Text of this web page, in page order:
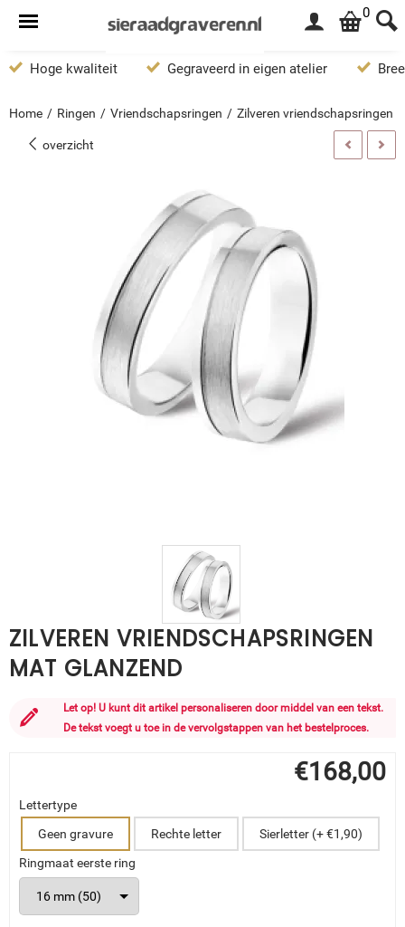
0
Hoge kwaliteit Gegraveerd in eigen atelier
Home / Ringen / Vriendschapsringen / Zilveren vriendschapsringen
overzicht
ZILVEREN VRIENDSCHAPSRINGEN
MAT GLANZEND
Let op! U kunt dit artikel personaliseren door middel van een tekst.
De tekst voegt u toe in de vervolgstappen van het bestelproces.
€168,00
Lettertype
Geen gravure
Rechte letter
Sierletter (+ €1,90)
Ringmaat eerste ring